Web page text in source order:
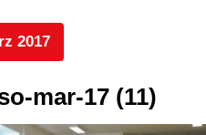
2017
mar-17 (11)